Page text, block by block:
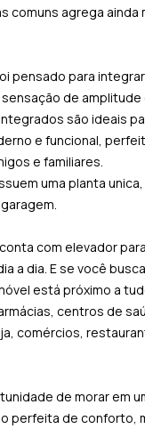
comuns agrega ainda
pensado para
de amplitude
são ideais
e funcional,
e familiares.
uma planta unica,
com elevador
a dia. E se você
está próximo a
centros de
comércios,
de morar em
perfeita de conforto,